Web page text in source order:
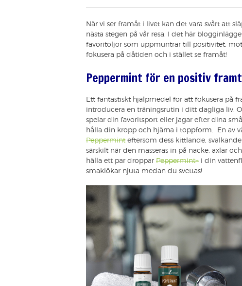
När vi ser framåt i livet kan det vara svårt att
nästa stegen på vår resa. I det här
favoritoljor som uppmuntrar till positivitet,
fokusera på dåtiden och i stället se framåt!
Peppermint för en positiv
Ett fantastiskt hjälpmedel för att fokusera på
introducera en träningsrutin i ditt dagliga liv.
spelar din favoritsport eller jagar efter dina
hålla din kropp och hjärna i toppform. En av
Peppermint eftersom dess kittlande,
särskilt när den masseras in på nacke, axlar
hälla ett par droppar Peppermint+ i din
smaklökar njuta medan du svettas!